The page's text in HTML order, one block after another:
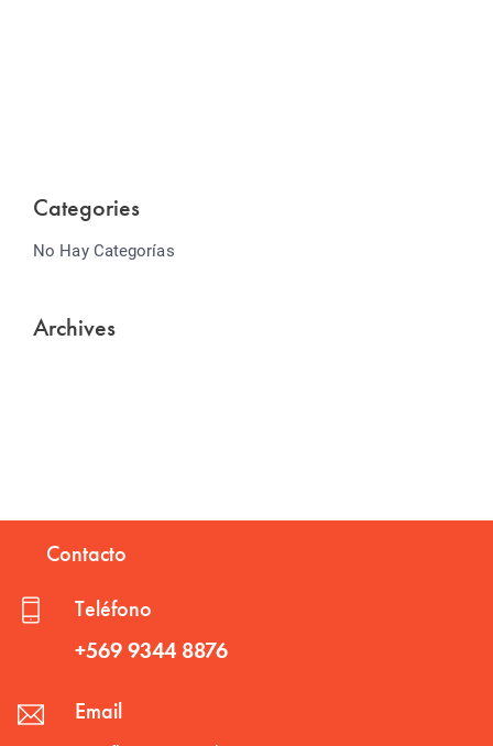
Categories
No Hay Categorías
Archives
Contacto
Teléfono
+569 9344 8876
Email